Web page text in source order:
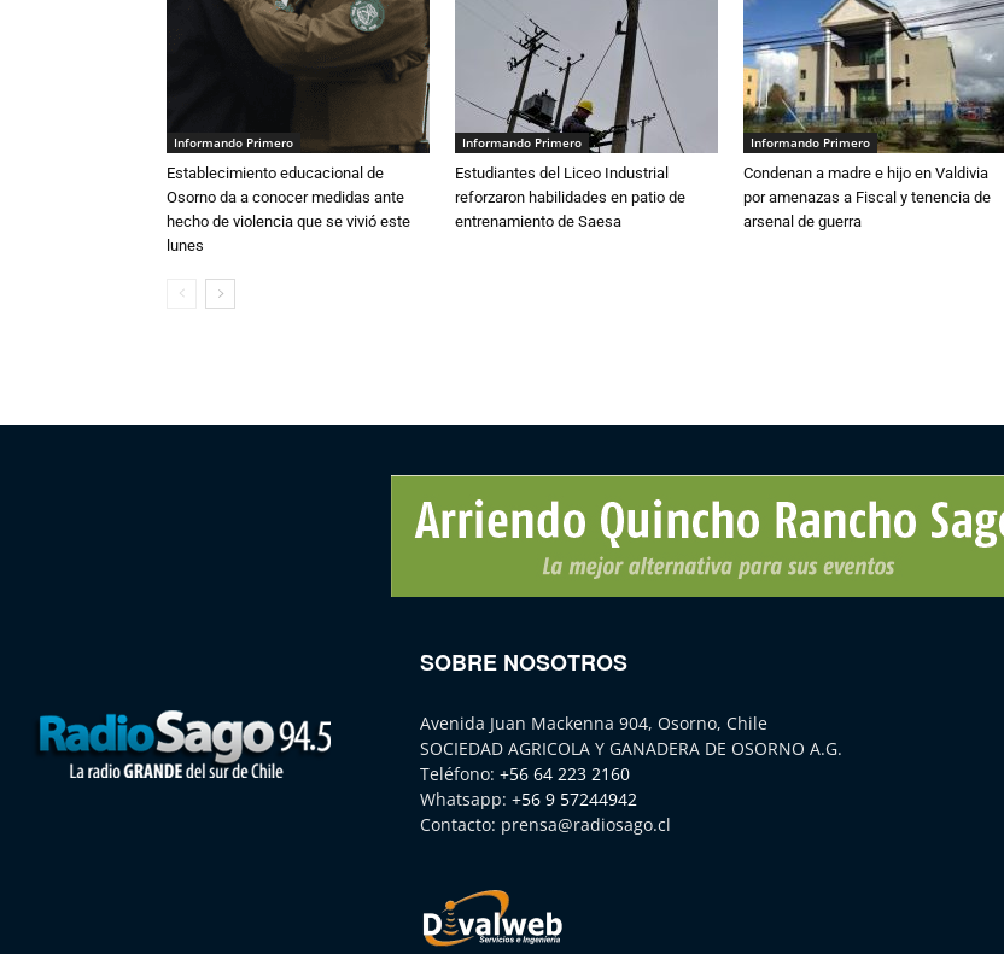
Informando Primero
Establecimiento educacional de
Osorno da a conocer medidas ante
hecho de violencia que se vivió este
lunes
Informando Primero
Estudiantes del Liceo Industrial
reforzaron habilidades en patio de
entrenamiento de Saesa
Informando Primero
Condenan a madre e hijo en Valdivia
por amenazas a Fiscal y tenencia de
arsenal de guerra
SOBRE NOSOTROS
Avenida Juan Mackenna 904, Osorno, Chile
SOCIEDAD AGRICOLA Y GANADERA DE OSORNO A.G.
Teléfono: +56 64 223 2160
Whatsapp: +56 9 57244942
Contacto: prensa@radiosago.cl